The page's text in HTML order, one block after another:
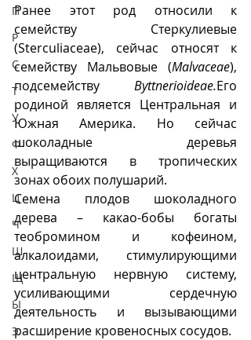
П
Р
С
Т
У
Ф
Х
Ц
Ч
Ш
Щ
Ы
Э
Ранее этот род относили к
семейству Стеркулиевые
(Sterculiaceae), сейчас относят к
семейству Мальвовые (Malvaceae),
подсемейству Byttnerioideae.Его
родиной является Центральная и
Южная Америка. Но сейчас
шоколадные деревья
выращиваются в тропических
зонах обоих полушарий.
Семена плодов шоколадного
дерева – какао-бобы богаты
теобромином и кофеином,
алкалоидами, стимулирующими
центральную нервную систему,
усиливающими сердечную
деятельность и вызывающими
расширение кровеносных сосудов.